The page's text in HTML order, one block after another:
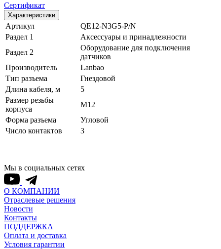
Сертификат
Характеристики
Артикул
QE12-N3G5-P/N
Раздел 1
Аксессуары и принадлежности
Раздел 2
Оборудование для подключения
датчиков
Производитель
Lanbao
Тип разъема
Гнездовой
Длина кабеля, м
5
Размер резьбы
корпуса
M12
Форма разъема
Угловой
Число контактов
3
Мы в социальных сетях
О КОМПАНИИ
Отраслевые решения
Новости
Контакты
ПОДДЕРЖКА
Оплата и доставка
Условия гарантии